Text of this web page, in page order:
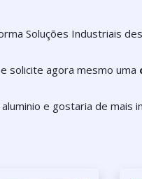
Soluções Industriais
solicite agora mesmo uma
e gostaria de mais